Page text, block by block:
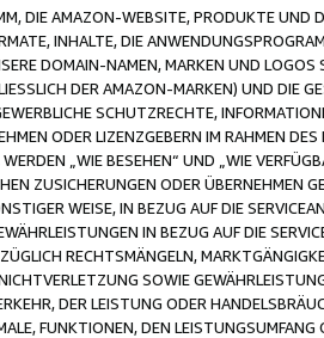
DIE AMAZON-WEBSITE, PRODUKTE UND
INHALTE, DIE
DOMAIN-NAMEN, MARKEN UND
DER AMAZON-MARKEN) UND DIE
SCHUTZRECHTE,
ODER LIZENZGEBERN IM RAHMEN
WERDEN „WIE BESEHEN“ UND „WIE
ZUSICHERUNGEN ODER ÜBERNEHMEN
WEISE, IN BEZUG AUF DIE
IN BEZUG AUF DIE
RECHTSMÄNGELN,
SOWIE
DER LEISTUNG ODER
FUNKTIONEN, DEN